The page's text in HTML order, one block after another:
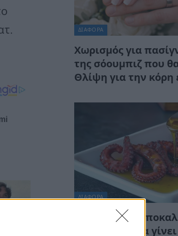
ΔΙΆΦΟΡΑ
Χωρισμός για
της σόουμπιζ που
Θλίψη για την
ΔΙΆΦΟΡΑ
Ιχθυοπώλης
μυστικό για να